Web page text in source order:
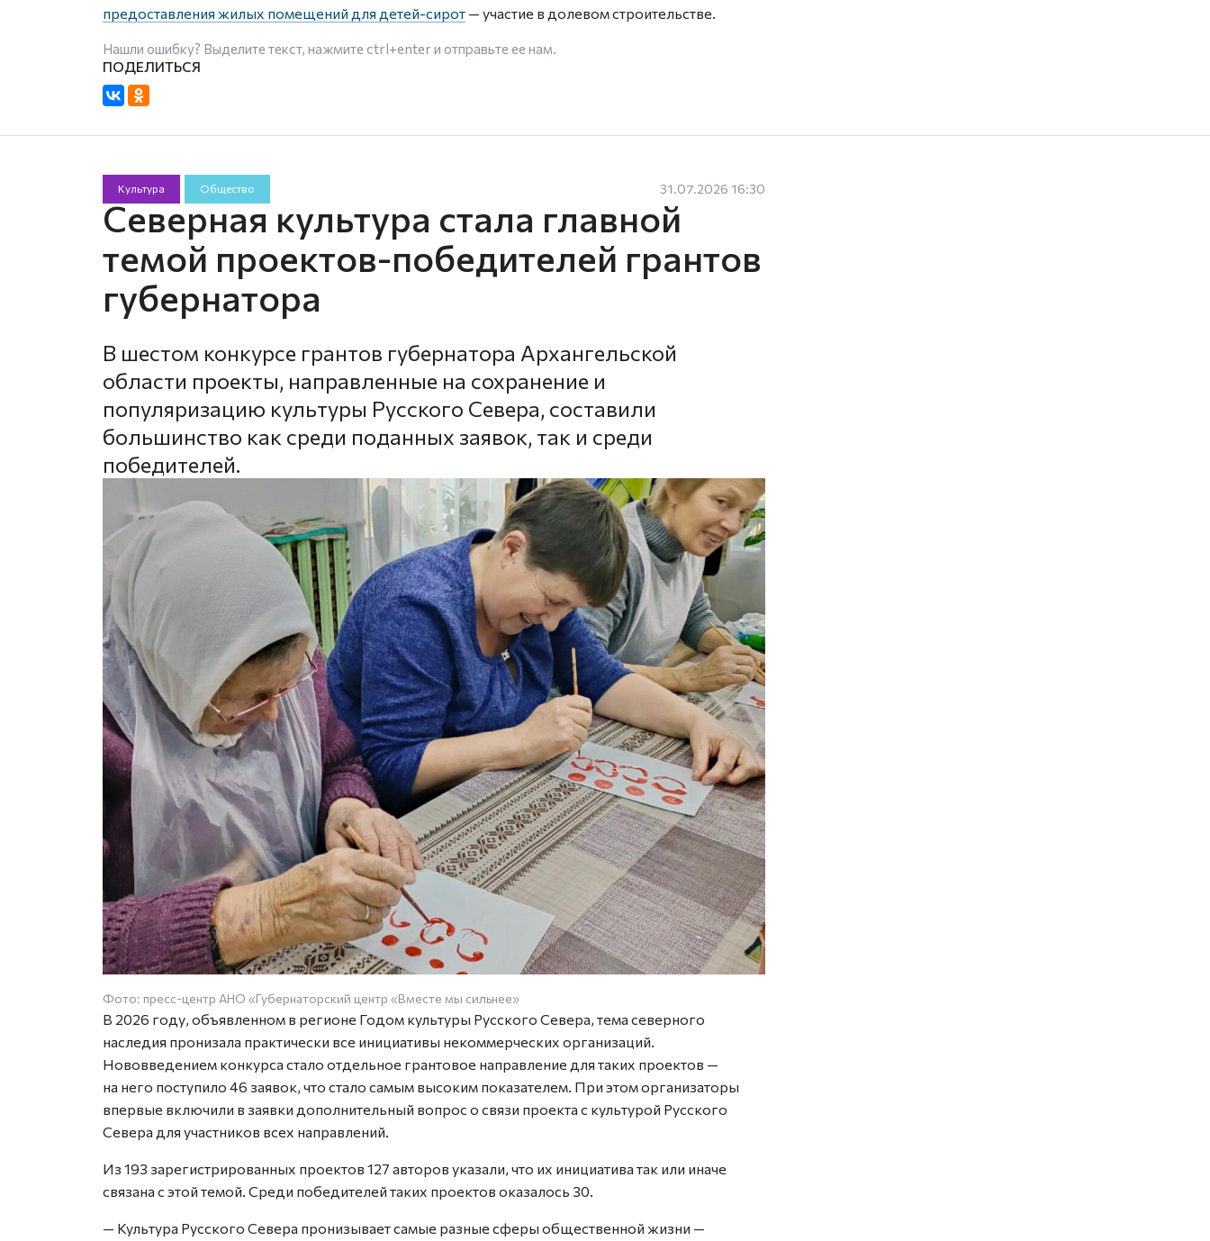
предоставления жилых помещений для детей-сирот — участие в долевом строительстве.
Нашли ошибку? Выделите текст, нажмите ctrl+enterи отправьте ее нам.
Культура Общество 31.07.2026 16:30
Северная культура стала главной
темой проектов-победителей грантов
губернатора
В шестом конкурсе грантов губернатора Архангельской
области проекты, направленные на сохранение и
популяризацию культуры Русского Севера, составили
большинство как среди поданных заявок, так и среди
победителей.
Фото: пресс-центр АНО «Губернаторский центр «Вместе мы сильнее»
В 2026 году, объявленном в регионе Годом культуры Русского Севера, тема северного
наследия пронизала практически все инициативы некоммерческих организаций.
Нововведением конкурса стало отдельное грантовое направление для таких проектов —
на него поступило 46 заявок, что стало самым высоким показателем. При этом организаторы
впервые включили в заявки дополнительный вопрос о связи проекта с культурой Русского
Севера для участников всех направлений.
Из 193 зарегистрированных проектов 127 авторов указали, что их инициатива так или иначе
связана с этой темой. Среди победителей таких проектов оказалось 30.
— Культура Русского Севера пронизывает самые разные сферы общественной жизни —